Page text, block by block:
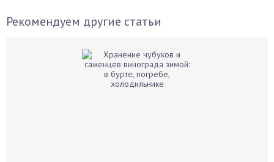
Рекомендуем другие статьи